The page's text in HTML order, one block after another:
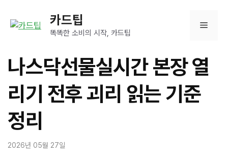
카드팁
똑똑한 소비의 시작, 카드팁
메
뉴
나스닥선물실시간 본장 열
리기 전후 괴리 읽는 기준
정리
2026년 05월 27일